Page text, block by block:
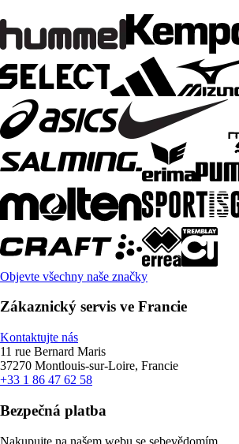
Objevte všechny naše značky
Zákaznický servis ve Francie
Kontaktujte nás
11 rue Bernard Maris
37270 Montlouis-sur-Loire, Francie
+33 1 86 47 62 58
Bezpečná platba
Nakupujte na našem webu se sebevědomím